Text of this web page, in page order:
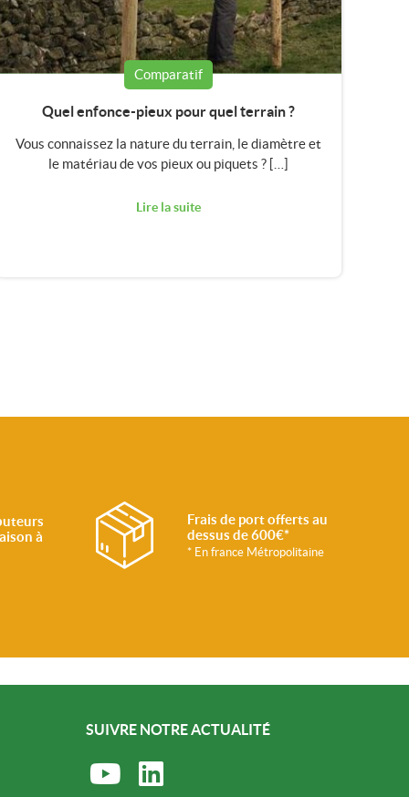
Comparatif
Quel enfonce-pieux pour quel terrain ?
Vous connaissez la nature du terrain, le diamètre et
le matériau de vos pieux ou piquets ? […]
Lire la suite
à
Frais de port offerts au
dessus de 600€*
* En france Métropolitaine
SUIVRE NOTRE ACTUALITÉ